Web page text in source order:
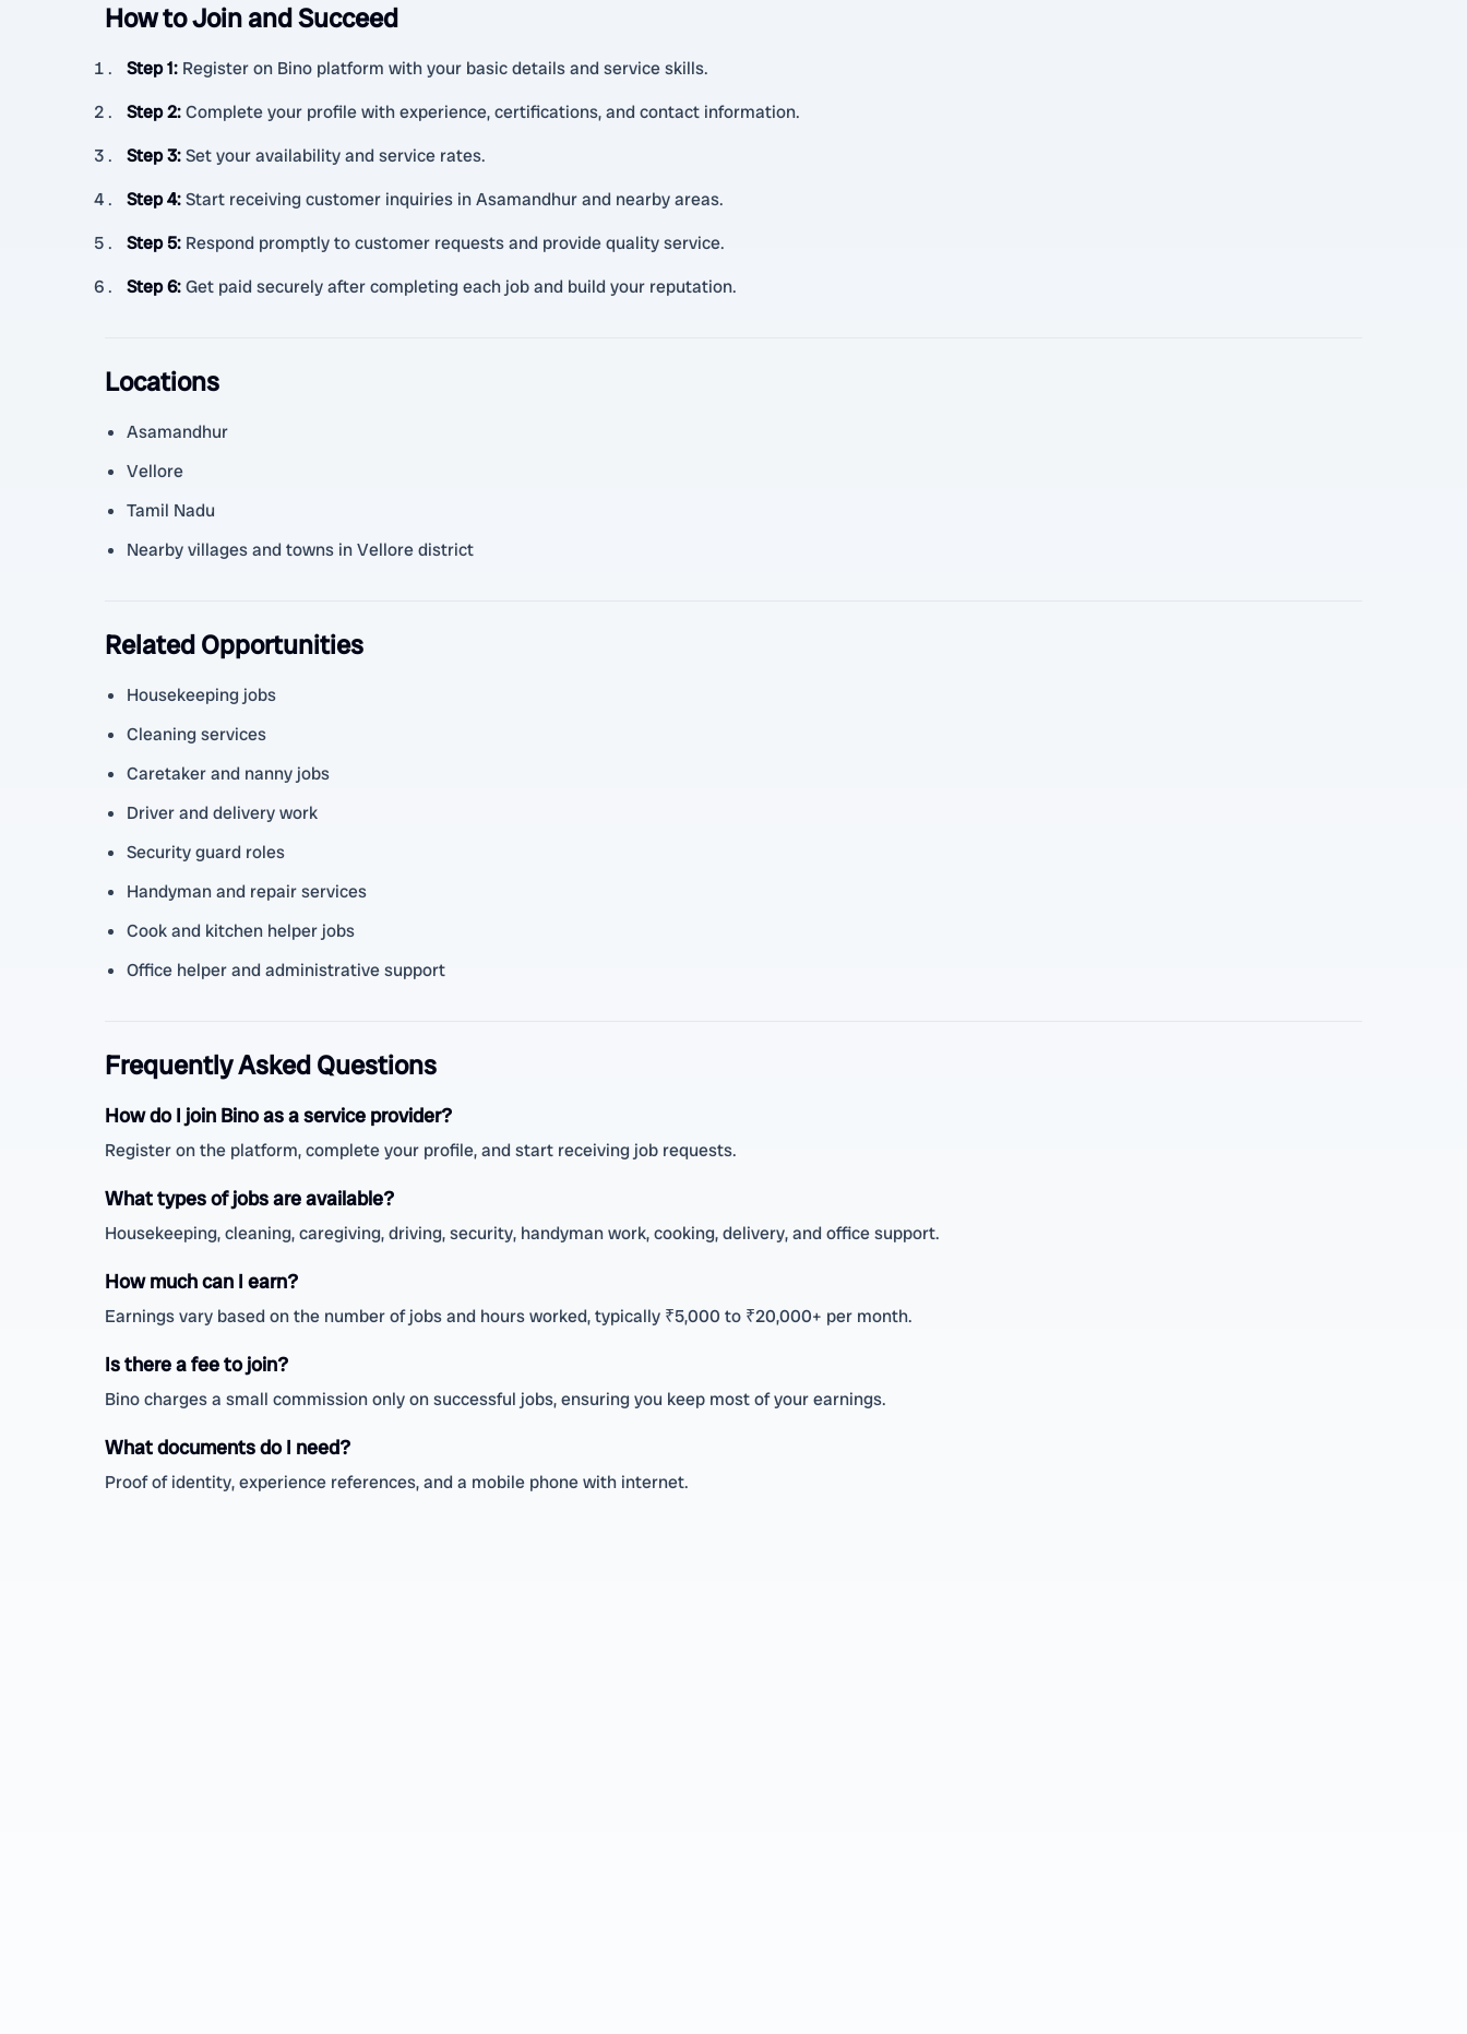
How to Join and Succeed
Step 1: Register on Bino platform with your basic details and service skills.
Step 2:Complete your profile with experience, certifications, and contact information.
Step 3:Set your availability and service rates.
Step 4:Start receiving customer inquiries in Asamandhur and nearby areas.
Step 5: Respond promptly to customer requests and provide quality service.
Step 6:Get paid securely after completing each job and build your reputation.
Locations
Asamandhur
Vellore
Tamil Nadu
Nearby villages and towns in Vellore district
Related Opportunities
Housekeeping jobs
Cleaning services
Caretaker and nanny jobs
Driver and delivery work
Security guard roles
Handyman and repair services
Cook and kitchen helper jobs
Office helper and administrative support
Frequently Asked Questions
How do I join Bino as a service provider?
Register on the platform, complete your profile, and start receiving job requests.
What types of jobs are available?
Housekeeping, cleaning, caregiving, driving, security, handyman work, cooking, delivery, and office support.
How much can I earn?
Earnings vary based on the number of jobs and hours worked, typically ₹5,000 to ₹20,000+ per month.
Is there a fee to join?
Bino charges a small commission only on successful jobs, ensuring you keep most of your earnings.
What documents do I need?
Proof of identity, experience references, and a mobile phone with internet.